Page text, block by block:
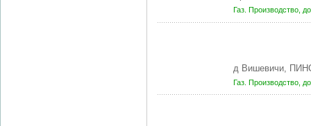
Газ. Производство,
д Вишевичи,
Газ. Производство,